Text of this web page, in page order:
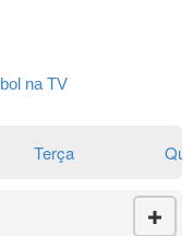
na TV
Terça